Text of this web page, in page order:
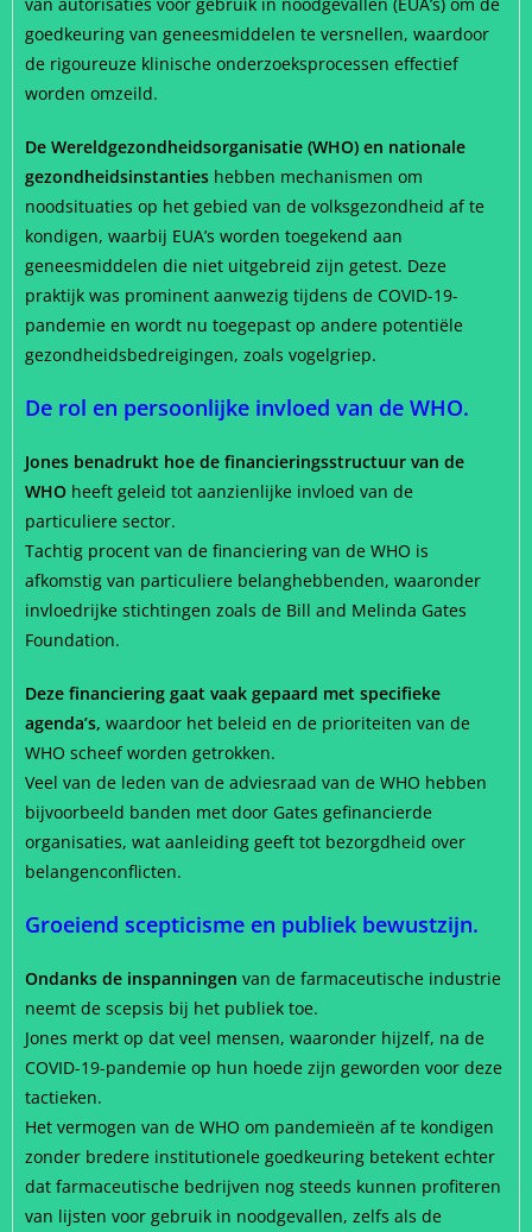
goedkeuring van geneesmiddelen te versnellen, waardoor
de rigoureuze klinische onderzoeksprocessen effectief
worden omzeild.
De Wereldgezondheidsorganisatie (WHO) en nationale
gezondheidsinstanties hebben mechanismen om
noodsituaties op het gebied van de volksgezondheid af te
kondigen, waarbij EUA’s worden toegekend aan
geneesmiddelen die niet uitgebreid zijn getest. Deze
praktijk was prominent aanwezig tijdens de COVID-19-
pandemie en wordt nu toegepast op andere potentiële
gezondheidsbedreigingen, zoals vogelgriep.
De rol en persoonlijke invloed van de WHO.
Jones benadrukt hoe de financieringsstructuur van de
WHO heeft geleid tot aanzienlijke invloed van de
particuliere sector.
Tachtig procent van de financiering van de WHO is
afkomstig van particuliere belanghebbenden, waaronder
invloedrijke stichtingen zoals de Bill and Melinda Gates
Foundation.
Deze financiering gaat vaak gepaard met specifieke
agenda’s, waardoor het beleid en de prioriteiten van de
WHO scheef worden getrokken.
Veel van de leden van de adviesraad van de WHO hebben
bijvoorbeeld banden met door Gates gefinancierde
organisaties, wat aanleiding geeft tot bezorgdheid over
belangenconflicten.
Groeiend scepticisme en publiek bewustzijn.
Ondanks de inspanningen van de farmaceutische industrie
neemt de scepsis bij het publiek toe.
Jones merkt op dat veel mensen, waaronder hijzelf, na de
COVID-19-pandemie op hun hoede zijn geworden voor deze
tactieken.
Het vermogen van de WHO om pandemieën af te kondigen
zonder bredere institutionele goedkeuring betekent echter
dat farmaceutische bedrijven nog steeds kunnen profiteren
van lijsten voor gebruik in noodgevallen, zelfs als de